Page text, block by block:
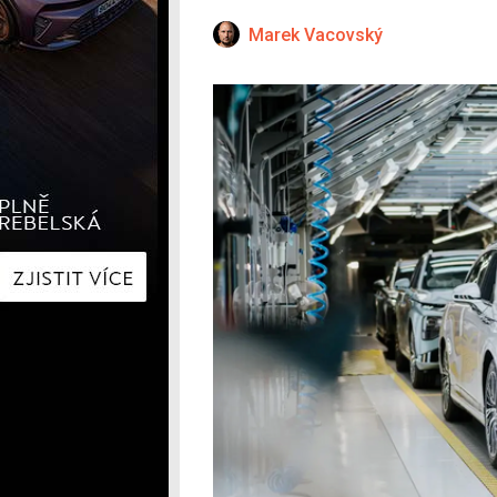
Kia
Peugeot
Renault
Škoda
Tesla
Volkswagen
Ostatní
Renault
Škoda
Toyota
Volvo
Ostatní
Marek Vacovský